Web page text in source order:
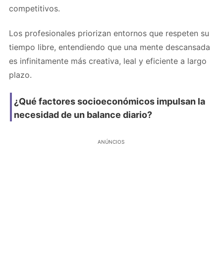
competitivos.
Los profesionales priorizan entornos que respeten su
tiempo libre, entendiendo que una mente descansada
es infinitamente más creativa, leal y eficiente a largo
plazo.
¿Qué factores socioeconómicos impulsan la
necesidad de un balance diario?
ANÚNCIOS